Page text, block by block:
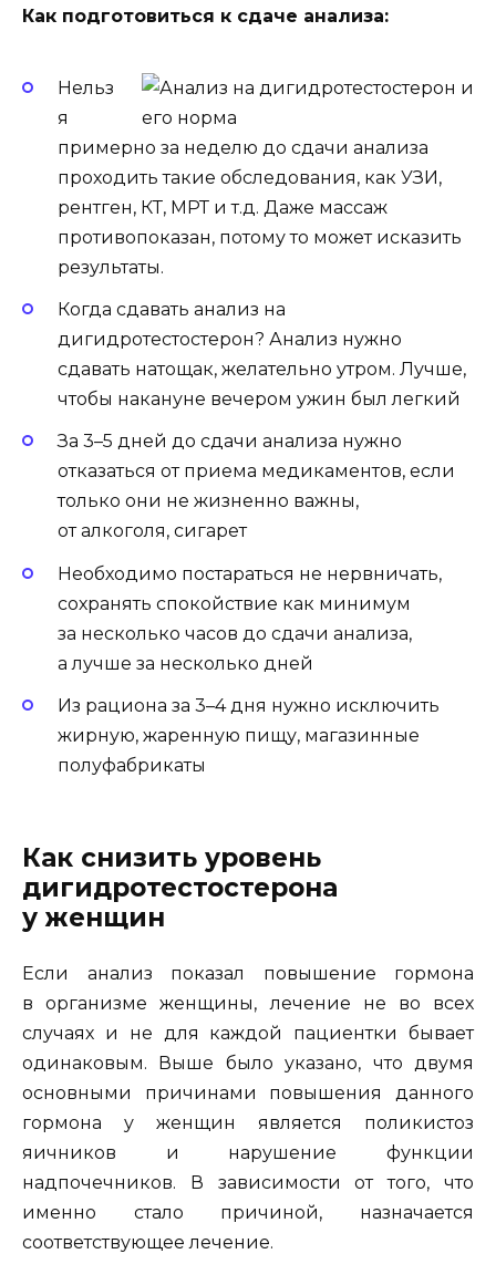
Как подготовиться к сдаче анализа:
Нельз
я
примерно за неделю до сдачи анализа
проходить такие обследования, как УЗИ,
рентген, КТ, МРТ и т.д. Даже массаж
противопоказан, потому то может исказить
результаты.
Когда сдавать анализ на
дигидротестостерон? Анализ нужно
сдавать натощак, желательно утром. Лучше,
чтобы накануне вечером ужин был легкий
За 3–5 дней до сдачи анализа нужно
отказаться от приема медикаментов, если
только они не жизненно важны,
от алкоголя, сигарет
Необходимо постараться не нервничать,
сохранять спокойствие как минимум
за несколько часов до сдачи анализа,
а лучше за несколько дней
Из рациона за 3–4 дня нужно исключить
жирную, жаренную пищу, магазинные
полуфабрикаты
Как снизить уровень
дигидротестостерона
у женщин
Если анализ показал повышение гормона
в организме женщины, лечение не во всех
случаях и не для каждой пациентки бывает
одинаковым. Выше было указано, что двумя
основными причинами повышения данного
гормона у женщин является поликистоз
яичников и нарушение функции
надпочечников. В зависимости от того, что
именно стало причиной, назначается
соответствующее лечение.